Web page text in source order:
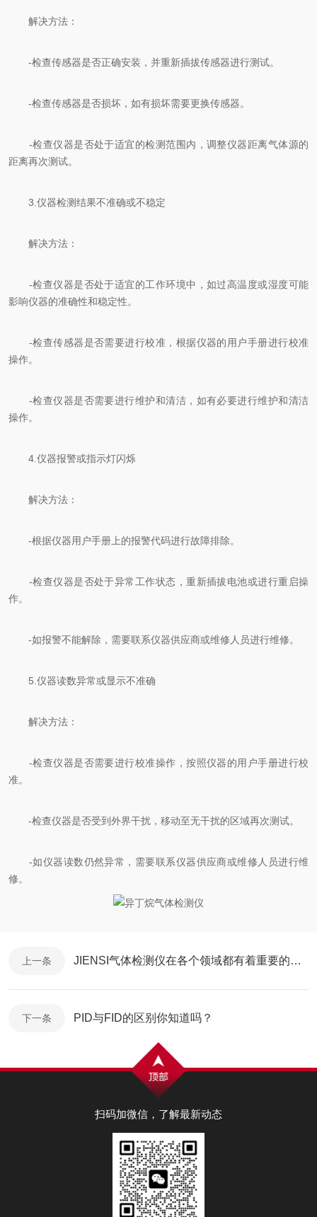
解决方法：
-检查传感器是否正确安装，并重新插拔传感器进行测试。
-检查传感器是否损坏，如有损坏需要更换传感器。
-检查仪器是否处于适宜的检测范围内，调整仪器距离气体源的
距离再次测试。
3.仪器检测结果不准确或不稳定
解决方法：
-检查仪器是否处于适宜的工作环境中，如过高温度或湿度可能
影响仪器的准确性和稳定性。
-检查传感器是否需要进行校准，根据仪器的用户手册进行校准
操作。
-检查仪器是否需要进行维护和清洁，如有必要进行维护和清洁
操作。
4.仪器报警或指示灯闪烁
解决方法：
-根据仪器用户手册上的报警代码进行故障排除。
-检查仪器是否处于异常工作状态，重新插拔电池或进行重启操
作。
-如报警不能解除，需要联系仪器供应商或维修人员进行维修。
5.仪器读数异常或显示不准确
解决方法：
-检查仪器是否需要进行校准操作，按照仪器的用户手册进行校
准。
-检查仪器是否受到外界干扰，移动至无干扰的区域再次测试。
-如仪器读数仍然异常，需要联系仪器供应商或维修人员进行维
修。
上一条 JIENSI气体检测仪在各个领域都有着重要的作用
下一条 PID与FID的区别你知道吗？
扫码加微信，了解最新动态